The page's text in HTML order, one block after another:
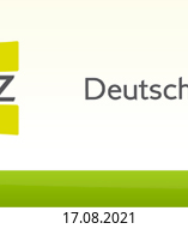
17.08.2021